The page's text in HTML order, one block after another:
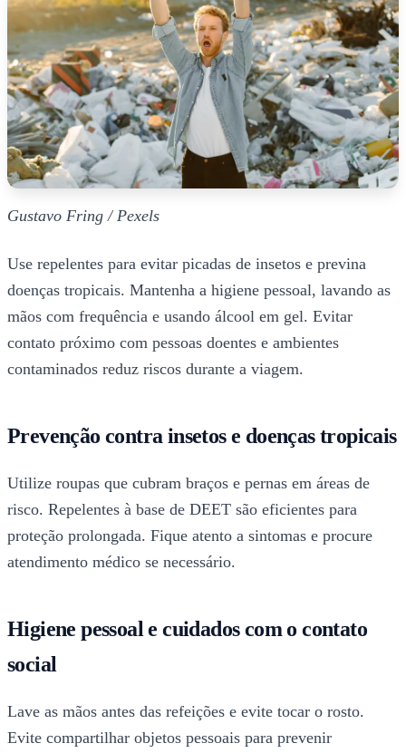
Gustavo Fring / Pexels
Use repelentes para evitar picadas de insetos e previna
doenças tropicais. Mantenha a higiene pessoal, lavando as
mãos com frequência e usando álcool em gel. Evitar
contato próximo com pessoas doentes e ambientes
contaminados reduz riscos durante a viagem.
Prevenção contra insetos e doenças tropicais
Utilize roupas que cubram braços e pernas em áreas de
risco. Repelentes à base de DEET são eficientes para
proteção prolongada. Fique atento a sintomas e procure
atendimento médico se necessário.
Higiene pessoal e cuidados com o contato
social
Lave as mãos antes das refeições e evite tocar o rosto.
Evite compartilhar objetos pessoais para prevenir